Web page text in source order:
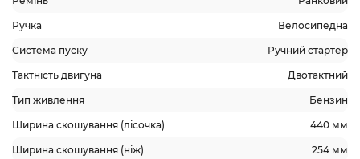
Ручка Велосипедна
Система пуску Ручний стартер
Тактність двигуна Двотактний
Тип живлення Бензин
Ширина скошування (лісочка) 440 мм
Ширина скошування (ніж) 254 мм